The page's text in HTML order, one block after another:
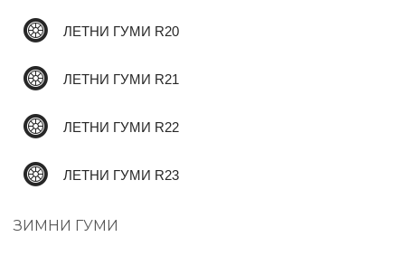
ЛЕТНИ ГУМИ R20
ЛЕТНИ ГУМИ R21
ЛЕТНИ ГУМИ R22
ЛЕТНИ ГУМИ R23
ЗИМНИ ГУМИ